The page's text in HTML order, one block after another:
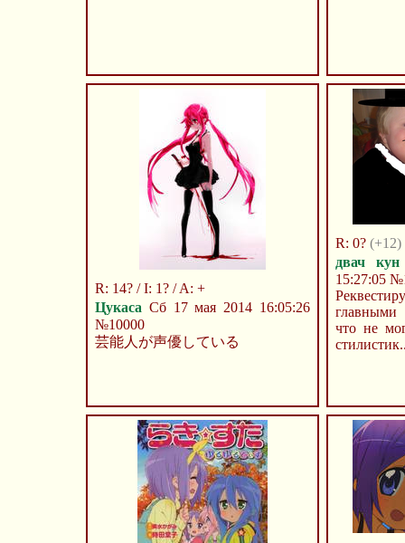
R: 14? / I: 1? / A: +
Цукаса Сб 17 мая 2014 16:05:26
№10000
芸能人が声優している
R: 0? (+12)
двач кун
15:27:05
что не